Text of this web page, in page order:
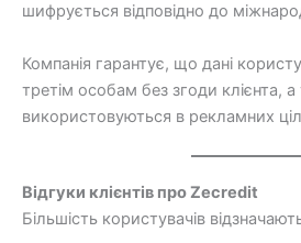
шифрується відповідно до
Компанія гарантує, що дані
третім особам без згоди клієнта,
використовуються в рекламних
Відгуки клієнтів про Zecredit
Більшість користувачів